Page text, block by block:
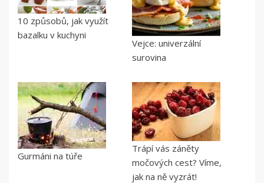
10 způsobů, jak využít
bazalku v kuchyni
Vejce: univerzální
surovina
Gurmáni na túře
Trápí vás záněty
močových cest? Víme,
jak na ně vyzrát!